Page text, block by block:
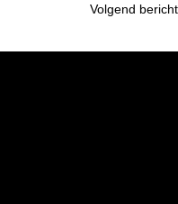
Volgend bericht